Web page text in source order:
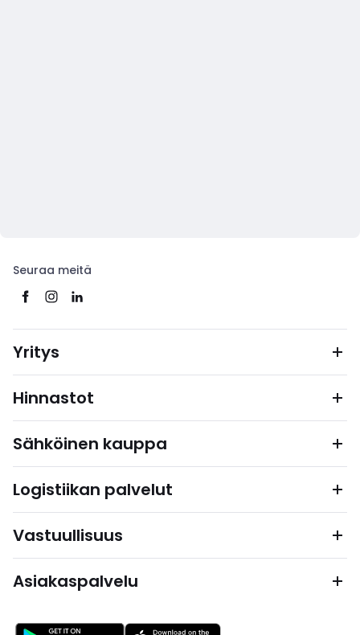
Seuraa meitä
Yritys
Hinnastot
Sähköinen kauppa
Logistiikan palvelut
Vastuullisuus
Asiakaspalvelu